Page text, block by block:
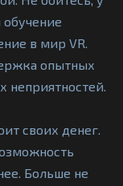
в мир VR.
опытных
неприятностей.
своих денег.
Больше не